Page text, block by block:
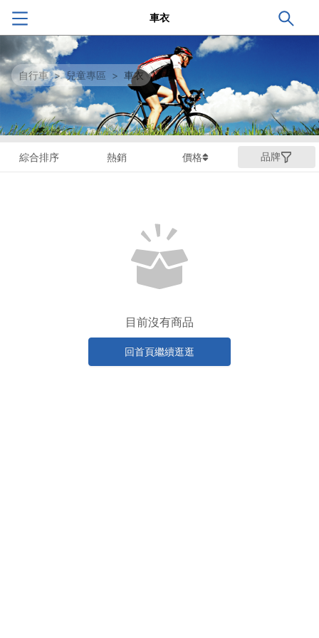
車衣
自行車 > 兒童專區 > 車衣
綜合排序 熱銷 價格 品牌
目前沒有商品
回首頁繼續逛逛